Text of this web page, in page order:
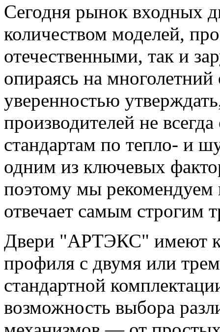
Сегодня рынок входных
количеством моделей,
отечественными, так и
опираясь на
уверенностью
производителей не
стандартам по тепло- и
одним из ключевых
поэтому мы
отвечает самым строгим
Двери "АРТЭКС" имеют
профиля с двумя или
стандартной
возможность выбора